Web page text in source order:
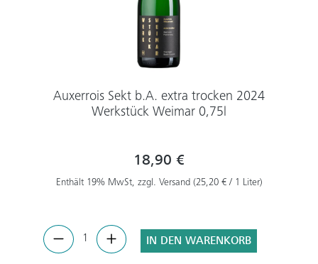
Auxerrois Sekt b.A. extra trocken 2024
Werkstück Weimar 0,75l
18,90 €
Enthält 19% MwSt, zzgl. Versand (25,20 € / 1 Liter)
IN DEN WARENKORB